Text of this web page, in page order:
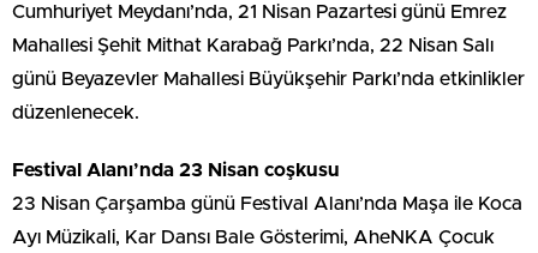
Cumhuriyet Meydanı’nda, 21 Nisan Pazartesi günü Emrez
Mahallesi Şehit Mithat Karabağ Parkı’nda, 22 Nisan Salı
günü Beyazevler Mahallesi Büyükşehir Parkı’nda etkinlikler
düzenlenecek.
Festival Alanı’nda 23 Nisan coşkusu
23 Nisan Çarşamba günü Festival Alanı’nda Maşa ile Koca
Ayı Müzikali, Kar Dansı Bale Gösterimi, AheNKA Çocuk